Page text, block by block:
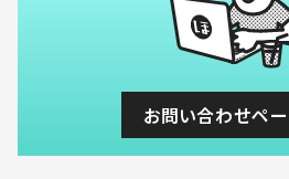
お問い合わせペ